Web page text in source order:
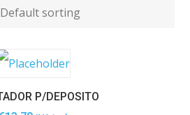
P/DEPOSITO